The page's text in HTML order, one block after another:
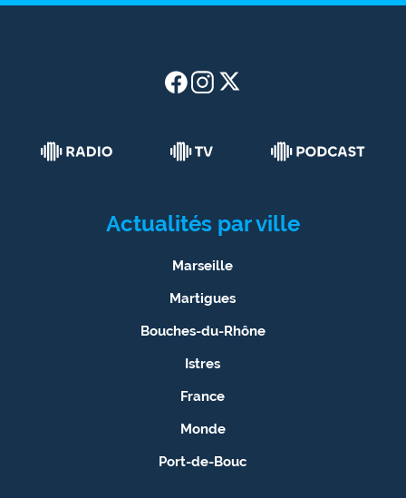
Actualités par ville
Marseille
Martigues
Bouches-du-Rhône
Istres
France
Monde
Port-de-Bouc